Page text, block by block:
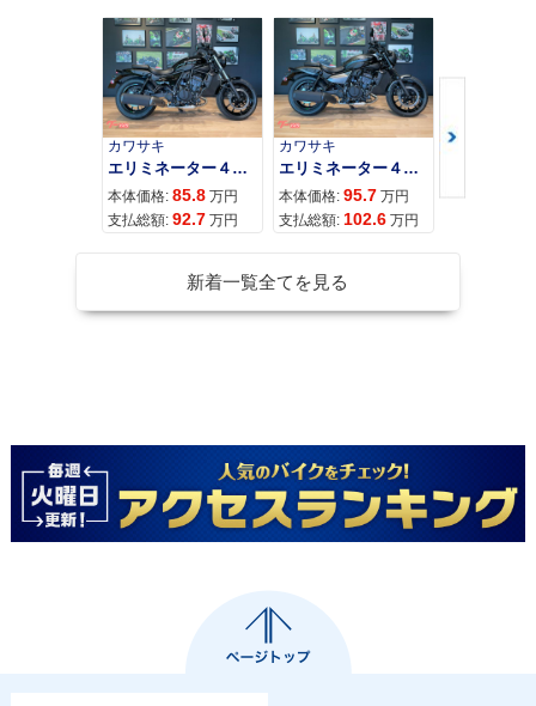
カワサキ
エリミネーター４００
本体価格: 85.8 万円
支払総額: 92.7 万円
カワサキ
エリミネーター４００ＳＥ
本体価格: 95.7 万円
支払総額: 102.6 万円
カワサキ
本体価格:
新着一覧全てを見る